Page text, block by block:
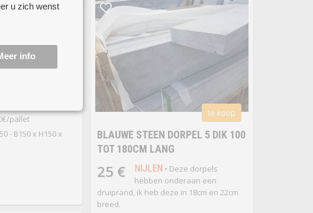
u zich wenst
info
te koop
BLAUWE STEEN DORPEL 5 DIK 100
TOT 180CM LANG
25 € NIJLEN • Deze dorpels
hebben onderaan een
druiprand, ik heb deze in 18cm en 22cm
breed.
te koop
pallet
- B150 x H150 x